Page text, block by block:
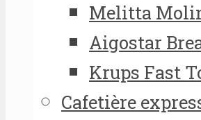
Melitta
Aigostar
Krups Fast
Cafetière